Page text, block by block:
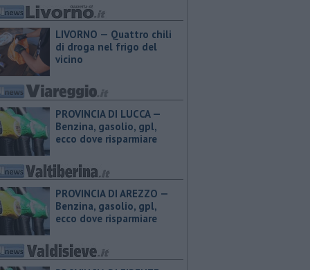
LIVORNO — Quattro chili
di droga nel frigo del
vicino
PROVINCIA DI LUCCA — ​
Benzina, gasolio, gpl,
ecco dove risparmiare
PROVINCIA DI AREZZO — ​
Benzina, gasolio, gpl,
ecco dove risparmiare